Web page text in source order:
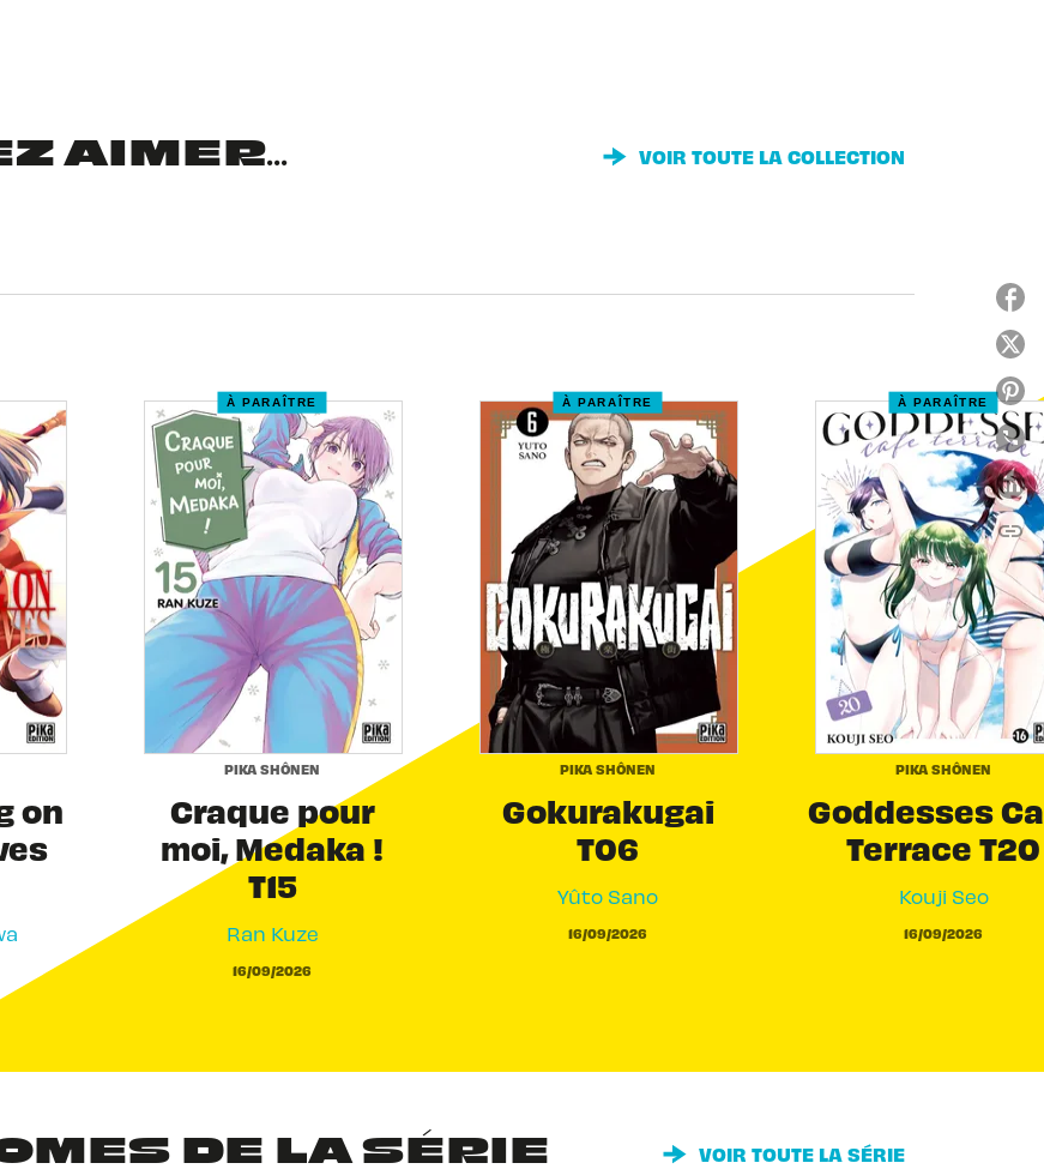
AIMER... VOIR TOUTE LA COLLECTION
on
À PARAÎTRE
PIKA SHÔNEN
Craque pour
moi, Medaka !
T15
Ran Kuze
16/09/2026
À PARAÎTRE
PIKA SHÔNEN
Gokurakugai
T06
Yûto Sano
16/09/2026
À PARAÎTRE
PIKA SHÔNEN
Goddesses
Terrace T20
Kouji Seo
16/09/2026
DE LA SÉRIE VOIR TOUTE LA SÉRIE
link